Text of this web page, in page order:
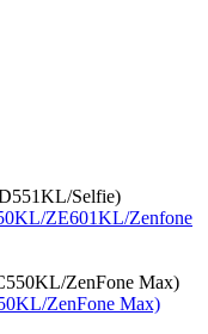
ZE601KL/Zenfone
ZenFone Max)